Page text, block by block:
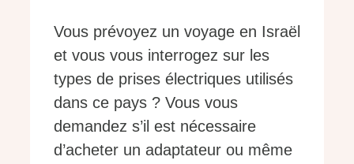
Vous prévoyez un voyage en Israël
et vous vous interrogez sur les
types de prises électriques utilisés
dans ce pays ? Vous vous
demandez s’il est nécessaire
d’acheter un adaptateur ou même